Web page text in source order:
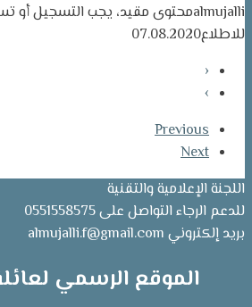
almujalliمحتوى مقيد، يجب التسجيل أو
للاطلاع07.08.2020
‹
›
Previous
Next
اللجنة الإعلامية والتقنية
للدعم الرجاء التواصل على 0551558575
بريد إلكتروني almujalli.f@gmail.com
الموقع الرسمي